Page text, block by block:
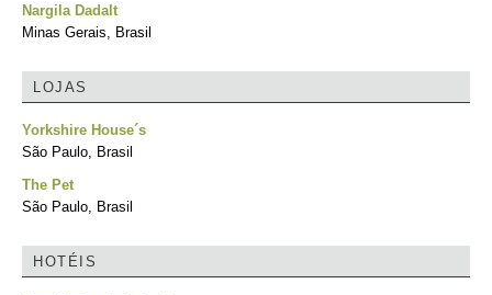
Nargila Dadalt
Minas Gerais, Brasil
LOJAS
Yorkshire House´s
São Paulo, Brasil
The Pet
São Paulo, Brasil
HOTÉIS